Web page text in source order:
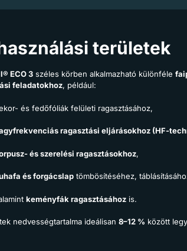
területek
ECO 3 széles körben alkalmazható különféle
feladatokhoz, például:
és fedőfóliák felületi ragasztásához,
ragasztási eljárásokhoz (HF-
és szerelési ragasztásokhoz,
és forgácslap tömbösítéséhez,
keményfák ragasztásához is.
nedvességtartalma ideálisan 8–12 % között